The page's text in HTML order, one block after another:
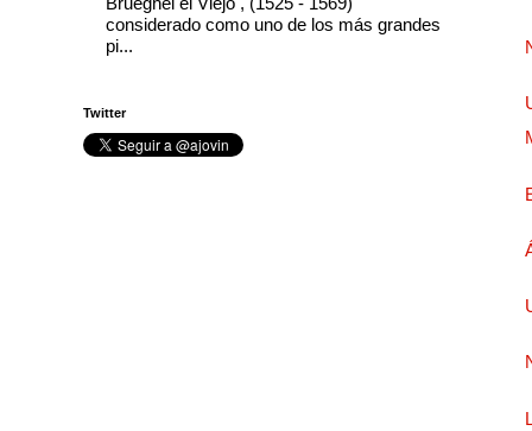
considerado como uno de los más grandes
pi...
Twitter